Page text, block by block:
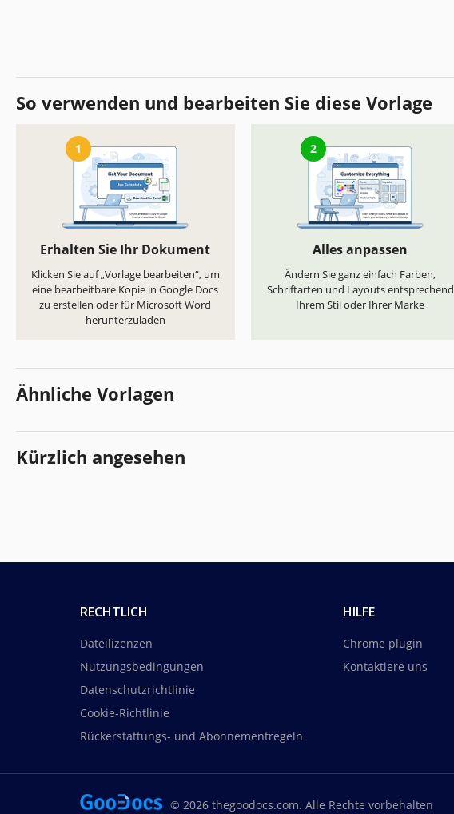
So verwenden und bearbeiten Sie diese Vorlage
1
Erhalten Sie Ihr Dokument
Klicken Sie auf „Vorlage bearbeiten“, um
eine bearbeitbare Kopie in Google Docs
zu erstellen oder für Microsoft Word
herunterzuladen
2
Alles anpassen
Ändern Sie ganz einfach Farben,
Schriftarten und Layouts entsprechend
Ihrem Stil oder Ihrer Marke
Ähnliche Vorlagen
Kürzlich angesehen
RECHTLICH
Dateilizenzen
Nutzungsbedingungen
Datenschutzrichtlinie
Cookie-Richtlinie
Rückerstattungs- und Abonnementregeln
HILFE
Chrome plugin
Kontaktiere uns
© 2026 thegoodocs.com. Alle Rechte vorbehalten